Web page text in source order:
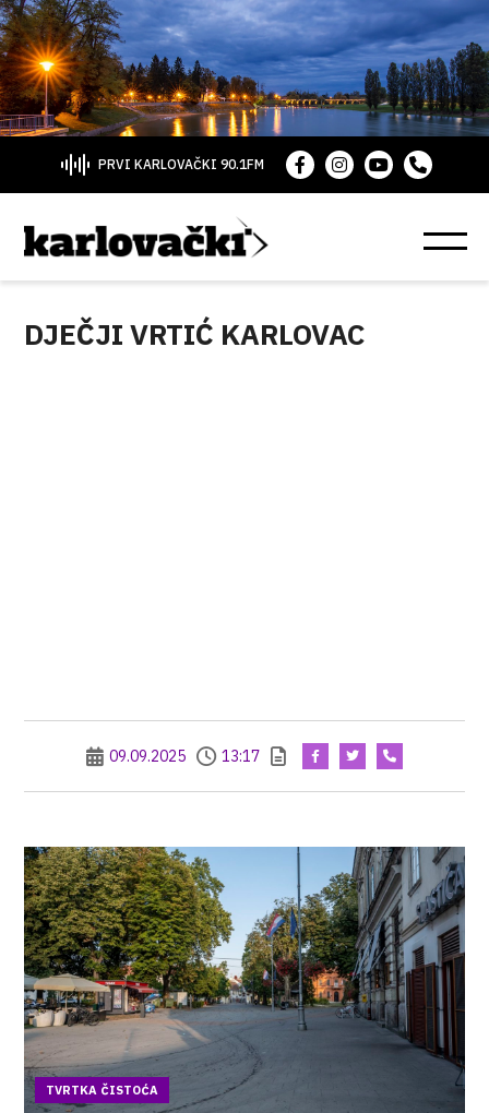
PRVI KARLOVAČKI 90.1FM
DJEČJI VRTIĆ KARLOVAC
09.09.2025 13:17
TVRTKA ČISTOĆA